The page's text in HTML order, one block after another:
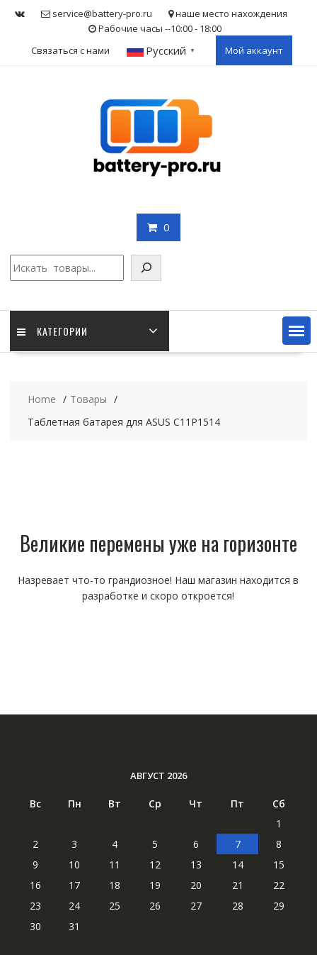
service@battery-pro.ru
наше место нахождения
Рабочие часы --10:00 - 18:00
Связаться с нами
Русский ▼ Мой аккаунт
0
КАТЕГОРИИ
Home
Товары
Таблетная батарея для ASUS C11P1514
Великие перемены уже на горизонте
Назревает что-то грандиозное! Наш магазин находится в
разработке и скоро откроется!
АВГУСТ 2026
Вс Пн Вт Ср Чт Пт
Сб
1
2
3 4 5 6 7
8
9
10 11 12 13 14
15
16
17 18 19 20 21
22
23
24 25 26 27 28
29
30
31